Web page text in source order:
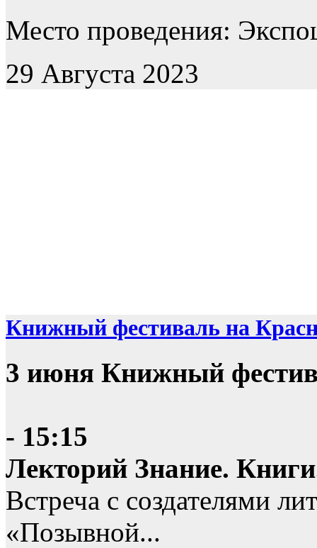
Место проведения:
29 Августа 2023
Книжный фестиваль на
3 июня Книжный
- 15:15
Лекторий Знание.
Встреча с создателями
«Позывной...